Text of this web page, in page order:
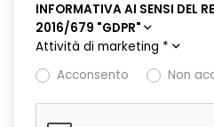
retrovisori esterni elettrici
elettricamente
INFORMATIVA AI SENSI DEL
2016/679 "GDPR"
Attività di marketing *
Acconsento
Non